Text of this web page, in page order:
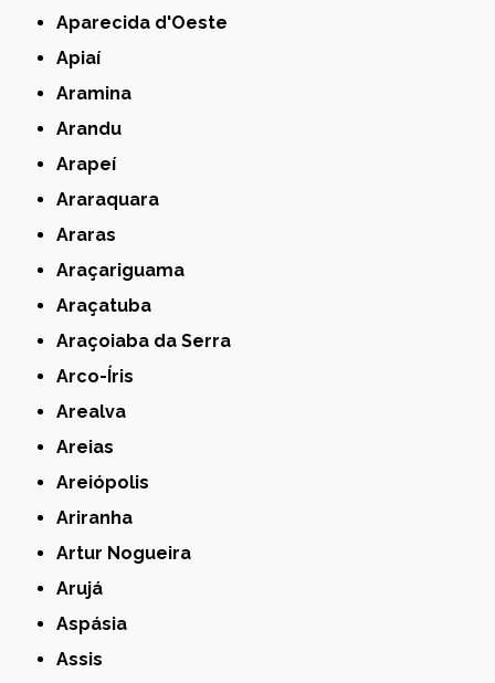
Aparecida d'Oeste
Apiaí
Aramina
Arandu
Arapeí
Araraquara
Araras
Araçariguama
Araçatuba
Araçoiaba da Serra
Arco-Íris
Arealva
Areias
Areiópolis
Ariranha
Artur Nogueira
Arujá
Aspásia
Assis